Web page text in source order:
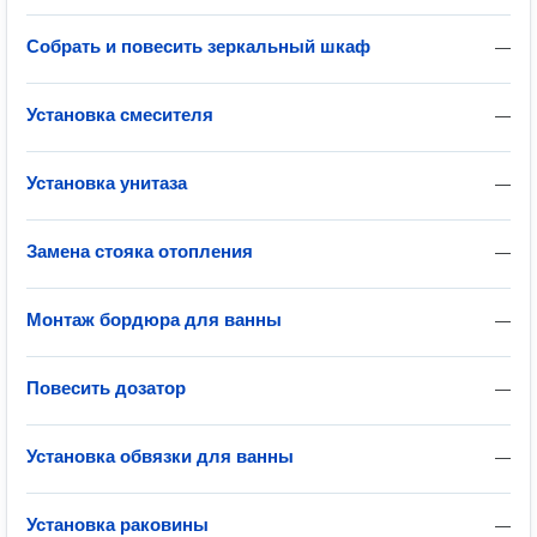
—
Собрать и повесить зеркальный шкаф
—
Установка смесителя
—
Установка унитаза
—
Замена стояка отопления
—
Монтаж бордюра для ванны
—
Повесить дозатор
—
Установка обвязки для ванны
—
Установка раковины